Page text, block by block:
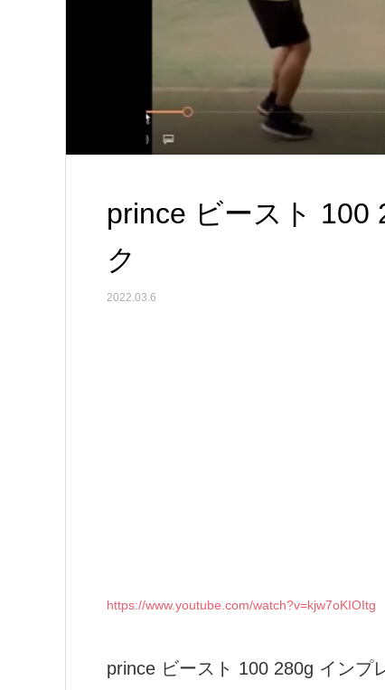
prince ビースト
ク
2022.03.6
https://www.youtube.com/watch?v=kjw7oKIOItg
prince ビースト 100 280g イン